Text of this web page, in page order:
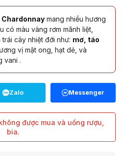
mang nhiều hương
có màu vàng rơm mãnh liệt,
cây nhiệt đới như: mơ, táo
vị mật ong, hạt dẻ, và
vani .
được mua và uống rượu,
bia.